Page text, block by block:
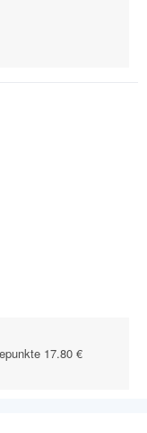
17.80 €